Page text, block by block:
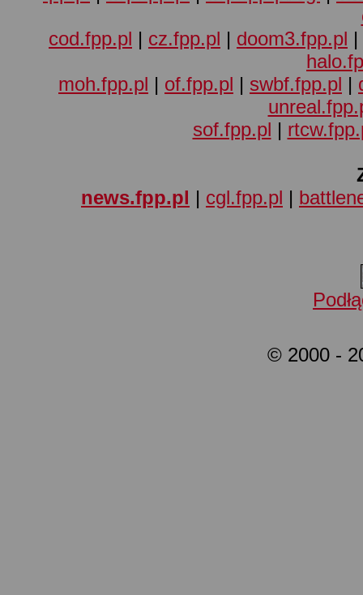
cod.fpp.pl | cz.fpp.pl | doom3.fpp.pl |
moh.fpp.pl | of.fpp.pl | swbf.fpp.pl |
sof.fpp.pl |
news.fpp.pl | cgl.fpp.pl |
© 2000 -